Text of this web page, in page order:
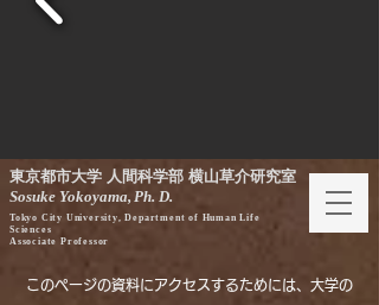
東京都市大学 人間科学部 横山草介研究室
Sosuke Yokoyama, Ph. D.
Tokyo City University, Department of Human Life
Sciences
Associate Professor
このページの資料にアクセスするためには、 大学の